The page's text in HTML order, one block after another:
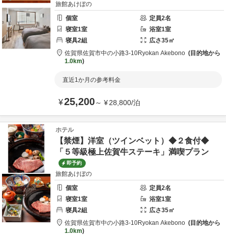
旅館あけぼの
個室
定員2名
寝室1室 浴室1室
寝具2組 広さ35㎡
佐賀県佐賀市中の小路3-10Ryokan Akebono
目的地から
1.0km
直近1か月の参考料金
¥25,200～ ¥28,800/泊
ホテル
【禁煙】洋室（ツインベット）◆２食付◆
「５等級極上佐賀牛ステーキ」満喫プラン
即予約
旅館あけぼの
個室
定員2名
寝室1室 浴室1室
寝具2組 広さ35㎡
佐賀県佐賀市中の小路3-10Ryokan Akebono
目的地から
1.0km